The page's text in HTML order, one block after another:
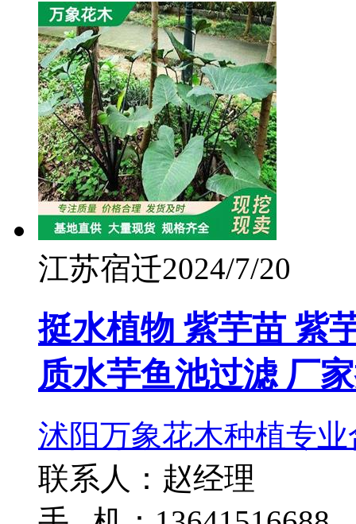
江苏宿迁2024/7/20
挺水植物 紫芋苗 紫
质水芋鱼池过滤 厂
沭阳万象花木种植专
联系人：赵经理